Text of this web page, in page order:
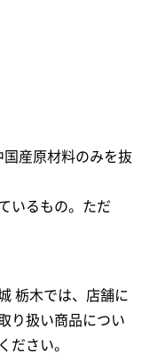
産原材料のみを抜
いるもの。ただ
栃木では、店舗に
り扱い商品につい
ださい。